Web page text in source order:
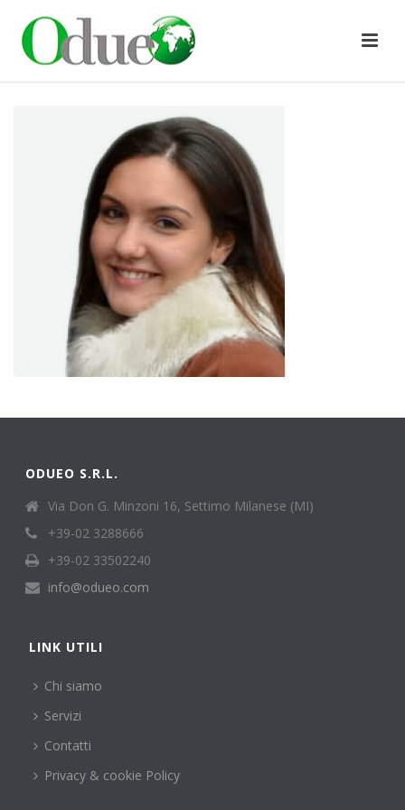
ODUEO S.R.L.
Via Don G. Minzoni 16, Settimo Milanese (MI)
+39-02 3288666
+39-02 33502240
info@odueo.com
LINK UTILI
Chi siamo
Servizi
Contatti
Privacy & cookie Policy